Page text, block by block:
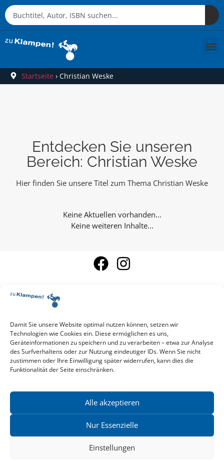
Damit Sie unsere Website optimal nutzen können, setzen wir
Technologien wie Cookies ein. Diese ermöglichen es uns,
Geräteinformationen zu speichern und zu verarbeiten – etwa zur Analyse
des Surfverhaltens oder zur Nutzung eindeutiger IDs. Wenn Sie nicht
zustimmen oder Ihre Einwilligung später widerrufen, kann dies die
Funktionalität der Seite einschränken.
Alle akzeptieren
Nur Essenzielle
Einstellungen
Startseite › Christian Weske
Entdecken Sie unseren
Bereich: Christian Weske
Hier finden Sie unsere Titel zum Thema Christian Weske
Keine weiteren Inhalte...
Aktuelle Vorschau
Entdecken Sie das aktuelle zu-Klampen!-Verlagsprogramm.
Hier finden Sie die Verlagsvorschau – einfach direkt online
reinlesen oder herunterladen.
Download: Vorschau zu Klampen! Herbst 2026
Mehr aktuelle Vorschauen ansehen
News zu aktuellen Neuheiten und Nachrichten im zu Klampen!
Verlag – jederzeit wieder abbestellbar.